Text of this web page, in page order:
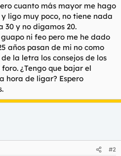
cuanto más mayor me hago
ligo muy poco, no tiene nada
30 y no digamos 20.
ni feo pero me he dado
años pasan de mi no como
la letra los consejos de los
¿Tengo que bajar el
hora de ligar? Espero
#2